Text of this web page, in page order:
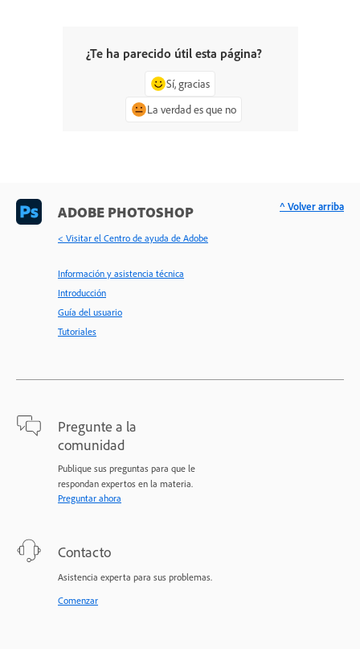
¿Te ha parecido útil esta página?
Sí, gracias
La verdad es que no
ADOBE PHOTOSHOP
< Visitar el Centro de ayuda de Adobe
Información y asistencia técnica
Introducción
Guía del usuario
Tutoriales
Pregunte a la
comunidad
Publique sus preguntas para que le
respondan expertos en la materia.
Preguntar ahora
Contacto
Asistencia experta para sus problemas.
Comenzar
^ Volver arriba